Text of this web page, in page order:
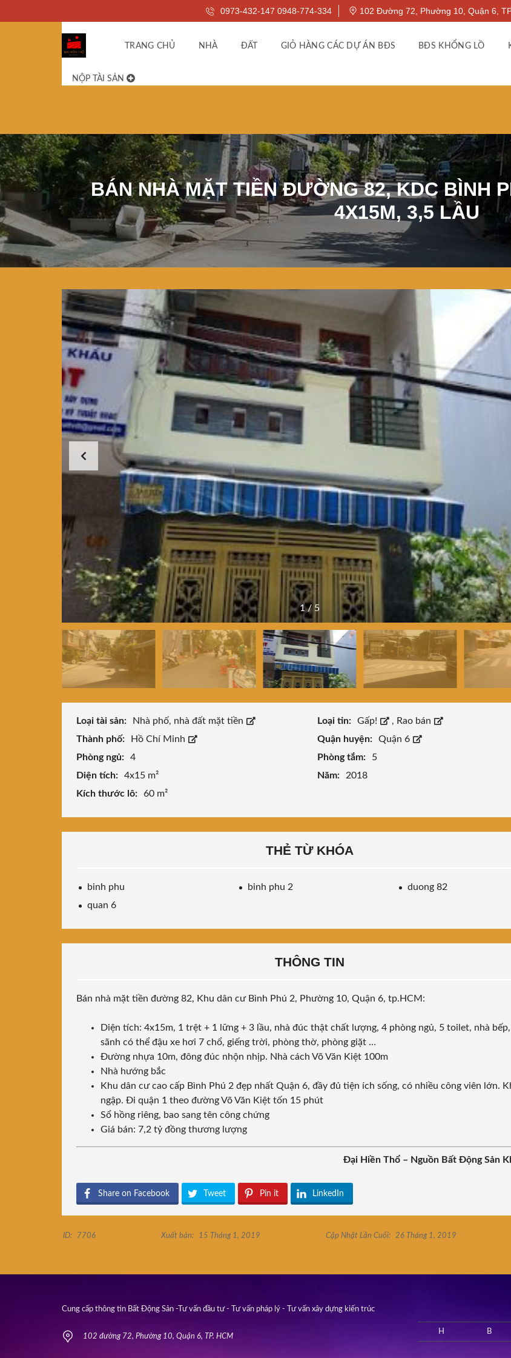
0973-432-147 0948-774-334 102 Đường 72, Phường 10, Quận 6,
TRANG CHỦ NHÀ ĐẤT GIỎ HÀNG CÁC DỰ ÁN BĐS BĐS KHỔNG LỒ
NỘP TÀI SẢN
BÁN NHÀ MẶT TIỀN ĐƯỜNG 82, KDC BÌNH
4X15M, 3,5 LẦU
1/ 5
Loại tài sản: Nhà phố, nhà đất mặt tiền Loại tin: Gấp! , Rao bán
Thành phố:
Hồ Chí Minh Quận huyện:
Quận 6
Phòng ngủ:
4 Phòng tắm:
5
Diện tích:
4x15 m² Năm:
2018
Kích thước lô:
60 m²
THẺ TỪ KHÓA
binh phu binh phu 2
duong 82
quan 6
THÔNG TIN
Bán nhà mặt tiền đường 82, Khu dân cư Bình Phú 2, Phường 10, Quận 6, tp.HCM:
Diện tích: 4x15m, 1 trệt + 1 lững + 3 lầu, nhà đúc thật chất lượng, 4 phòng ngủ, 5 toilet, nhà
sãnh có thể đậu xe hơi 7 chổ, giếng trời, phòng thờ, phòng giặt …
Đường nhựa 10m, đông đúc nhộn nhịp. Nhà cách Võ Văn Kiệt 100m
Nhà hướng bắc
Khu dân cư cao cấp Bình Phú 2 đẹp nhất Quận 6, đầy đủ tiện ích sống, có nhiều công viên lớn.
ngập. Đi quận 1 theo đường Võ Văn Kiệt tốn 15 phút
Sổ hồng riêng, bao sang tên công chứng
Giá bán: 7,2 tỷ đồng thương lượng
Đại Hiền Thổ – Nguồn Bất Động Sản
Share on Facebook Tweet Pin it LinkedIn
ID: 7706 Xuất bản: 15 Tháng 1, 2019 Cập Nhật Lần Cuối: 26 Tháng 1, 2019
Cung cấp thông tin Bất Động Sản -Tư vấn đầu tư - Tư vấn pháp lý - Tư vấn xây dựng kiến trúc
102 đường 72, Phường 10, Quận 6, TP. HCM
H B